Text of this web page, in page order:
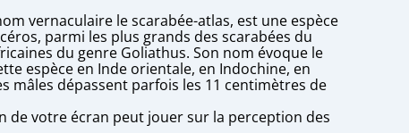
vernaculaire le scarabée-atlas, est une espèce
parmi les plus grands des scarabées du
du genre Goliathus. Son nom évoque le
espèce en Inde orientale, en Indochine, en
mâles dépassent parfois les 11 centimètres de
votre écran peut jouer sur la perception des